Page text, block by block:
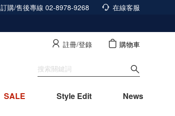
隱私政策已經更新，立即點擊查看
訂購/售後專線 02-8978-9268
在線客服
註冊/登錄 購物車
SALE Style Edit News